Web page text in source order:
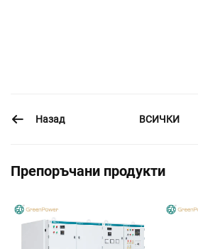
Назад ВСИЧКИ
Препоръчани продукти